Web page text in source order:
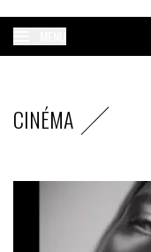
CINÉMA